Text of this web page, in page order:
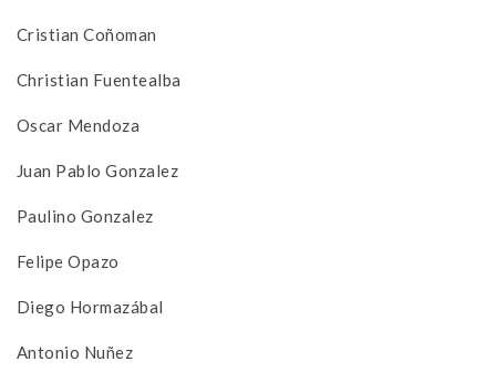
Cristian Coñoman
Christian Fuentealba
Oscar Mendoza
Juan Pablo Gonzalez
Paulino Gonzalez
Felipe Opazo
Diego Hormazábal
Antonio Nuñez